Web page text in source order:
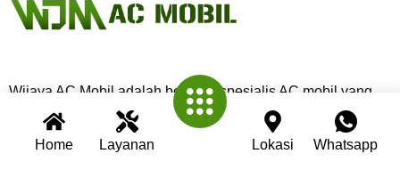
Home Layanan Lokasi Whatsapp
Wijaya AC Mobil adalah bengkel spesialis AC mobil yang
telah berpengalaman lebih dari 30 tahun. Kami berkomitmen
memberikan layanan terbaik dengan teknisi profesional,